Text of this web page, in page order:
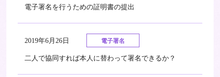
電子署名を行うための証明書の提出
2019年6月26日 電子署名
二人で協同すれば本人に替わって署名できるか？